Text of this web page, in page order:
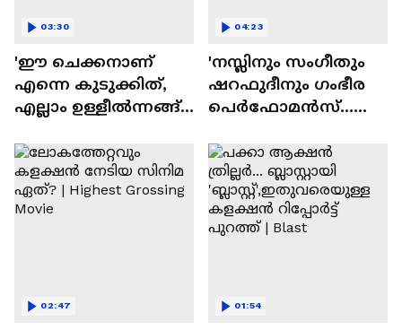
'ഈ ചെക്കനാണ്
എന്നെ കുടുക്കിത്,
എല്ലാം ഉള്ളീൽന്നങ്ങ്
സിനിമയിലെ
'അമ്മമ്മ' ഡോളി
ജൂൺ | Balan
03:30
'നസ്ലിനും സംഗീതും
ഷറഫുദീനും ഗംഭീര
പെർഫോമൻസ്...
ടൈംസ്' | Mollywood
Times
04:23
02:47 01:54